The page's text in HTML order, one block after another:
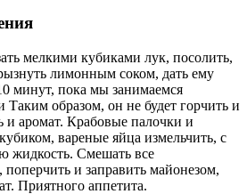
мелкими кубиками лук, посолить,
лимонным соком, дать ему
минут, пока мы занимаемся
образом, он не будет горчить и
и аромат. Крабовые палочки и
вареные яйца измельчить, с
жидкость. Смешать все
и заправить майонезом,
Приятного аппетита.